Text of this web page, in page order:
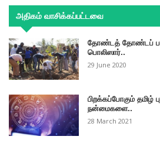
அதிகம் வாசிக்கப்பட்டவை
தோண்டத் தோண்டப்
பொலிஸார்..
29 June 2020
பிறக்கப்போகும்
நன்மைகளை..
28 March 2021